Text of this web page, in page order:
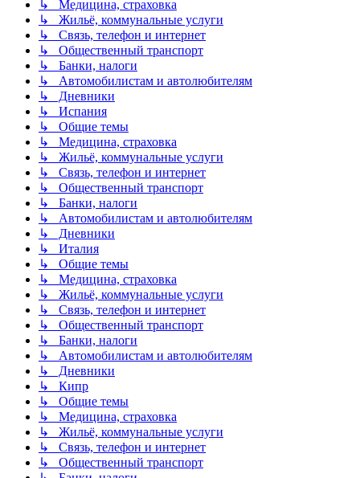
↳ Медицина, страховка
↳ Жильё, коммунальные услуги
↳ Связь, телефон и интернет
↳ Общественный транспорт
↳ Банки, налоги
↳ Автомобилистам и автолюбителям
↳ Дневники
↳ Испания
↳ Общие темы
↳ Медицина, страховка
↳ Жильё, коммунальные услуги
↳ Связь, телефон и интернет
↳ Общественный транспорт
↳ Банки, налоги
↳ Автомобилистам и автолюбителям
↳ Дневники
↳ Италия
↳ Общие темы
↳ Медицина, страховка
↳ Жильё, коммунальные услуги
↳ Связь, телефон и интернет
↳ Общественный транспорт
↳ Банки, налоги
↳ Автомобилистам и автолюбителям
↳ Дневники
↳ Кипр
↳ Общие темы
↳ Медицина, страховка
↳ Жильё, коммунальные услуги
↳ Связь, телефон и интернет
↳ Общественный транспорт